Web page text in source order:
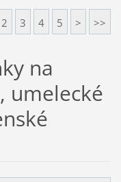
2 3 4 5 > >>
na
umelecké